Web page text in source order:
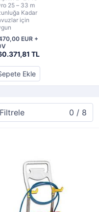
25 – 33 m
Kadar
için
TL
EUR +
Ekle
Filtrele 0 / 8